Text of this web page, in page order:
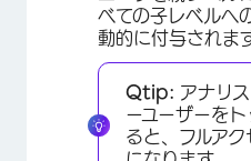
べての子レベルへ
動的に付与されます
Qtip: アナリ
ーユーザーを
ると、フルア